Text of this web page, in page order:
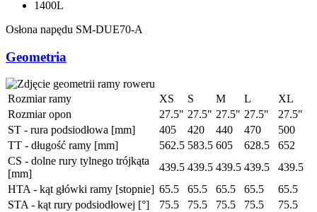
1400L
Osłona napędu SM-DUE70-A
Geometria
Rozmiar ramy XS S M L
XL
Rozmiar opon
27.5" 27.5" 27.5" 27.5"
27.5"
ST - rura podsiodłowa [mm]
405 420 440 470
500
TT - długość ramy [mm]
562.5 583.5 605 628.5
652
CS - dolne rury tylnego trójkąta
[mm]
439.5 439.5 439.5 439.5
439.5
HTA - kąt główki ramy [stopnie] 65.5 65.5 65.5 65.5
65.5
STA - kąt rury podsiodłowej [°]
75.5 75.5 75.5 75.5
75.5